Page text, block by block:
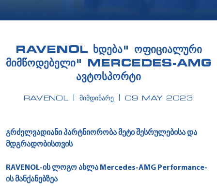
RAVENOL ᲮᲓᲔᲑᲐ" ᲝᲤᲘᲪᲘᲐᲚᲣᲠᲘ
ᲛᲘᲛᲬᲝᲓᲔᲑᲔᲚᲘ"
MERCEDES-AMG
ᲐᲕᲢᲝᲡᲞᲝᲠᲢᲘ
RAVENOL ᲛᲘᲛᲓᲘᲜᲐᲠᲔ 09 MAY 2023
გრძელვადიანი პარტნიორობა მეტი შესრულებისა და
მდგრადობისთვის
RAVENOL-ის ლოგო ახლა Mercedes-AMG Performance-
ის მანქანებზეა